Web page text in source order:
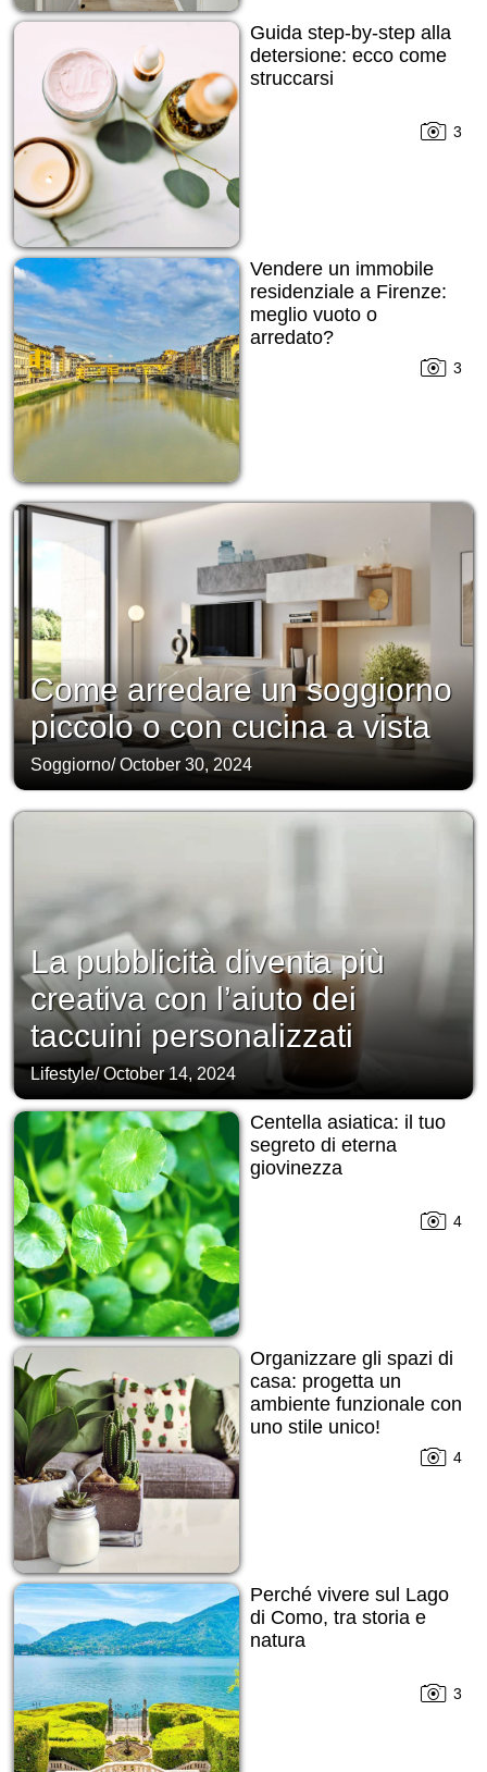
Guida step-by-step alla
detersione: ecco come
struccarsi
3
Vendere un immobile
residenziale a Firenze:
meglio vuoto o
arredato?
3
Come arredare un soggiorno
piccolo o con cucina a vista
Soggiorno/October 30, 2024
La pubblicità diventa più
creativa con l’aiuto dei
taccuini personalizzati
Lifestyle/October 14, 2024
Centella asiatica: il tuo
segreto di eterna
giovinezza
4
Organizzare gli spazi di
casa: progetta un
ambiente funzionale con
uno stile unico!
4
Perché vivere sul Lago
di Como, tra storia e
natura
3